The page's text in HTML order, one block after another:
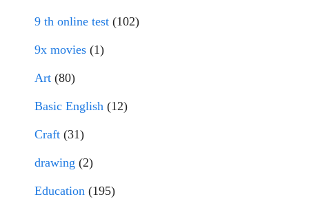
9 th online test (102)
9x movies (1)
Art (80)
Basic English (12)
Craft (31)
drawing (2)
Education (195)